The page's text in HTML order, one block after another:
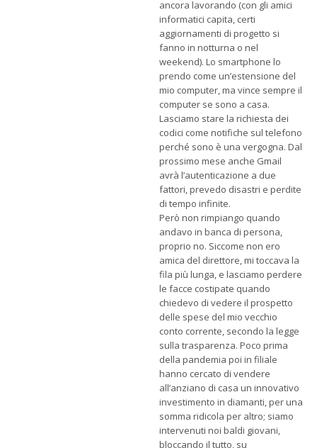
ancora lavorando (con gli amici
informatici capita, certi
aggiornamenti di progetto si
fanno in notturna o nel
weekend). Lo smartphone lo
prendo come un’estensione del
mio computer, ma vince sempre il
computer se sono a casa.
Lasciamo stare la richiesta dei
codici come notifiche sul telefono
perché sono è una vergogna. Dal
prossimo mese anche Gmail
avrà l’autenticazione a due
fattori, prevedo disastri e perdite
di tempo infinite.
Però non rimpiango quando
andavo in banca di persona,
proprio no. Siccome non ero
amica del direttore, mi toccava la
fila più lunga, e lasciamo perdere
le facce costipate quando
chiedevo di vedere il prospetto
delle spese del mio vecchio
conto corrente, secondo la legge
sulla trasparenza. Poco prima
della pandemia poi in filiale
hanno cercato di vendere
all’anziano di casa un innovativo
investimento in diamanti, per una
somma ridicola per altro; siamo
intervenuti noi baldi giovani,
bloccando il tutto, su